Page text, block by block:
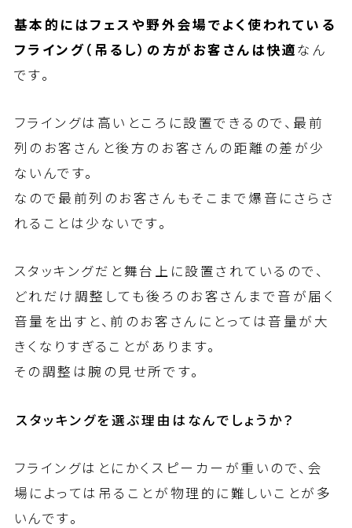
基本的にはフェスや野外会場でよく使われている
フライング（吊るし）の方がお客さんは快適なん
です。
フライングは高いところに設置できるので、最前
列のお客さんと後方のお客さんの距離の差が少
ないんです。
なので最前列のお客さんもそこまで爆音にさらさ
れることは少ないです。
スタッキングだと舞台上に設置されているので、
どれだけ調整しても後ろのお客さんまで音が届く
音量を出すと、前のお客さんにとっては音量が大
きくなりすぎることがあります。
その調整は腕の見せ所です。
――スタッキングを選ぶ理由はなんでしょうか？
フライングはとにかくスピーカーが重いので、会
場によっては吊ることが物理的に難しいことが多
いんです。